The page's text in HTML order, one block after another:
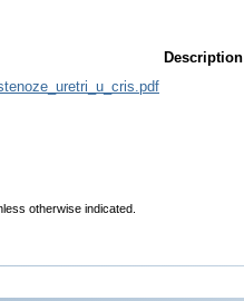
Description
otherwise indicated.